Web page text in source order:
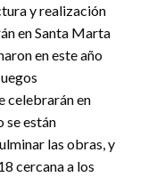
y realización
en Santa Marta
en este año
celebrarán en
se están
las obras, y
cercana a los